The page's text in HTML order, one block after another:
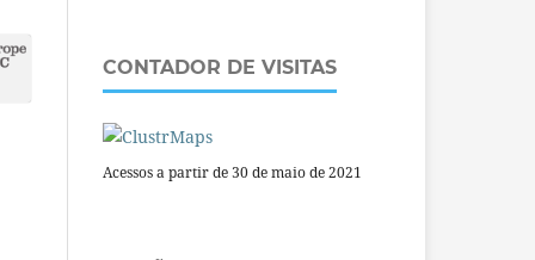
CONTADOR DE VISITAS
Acessos a partir de 30 de maio de 2021